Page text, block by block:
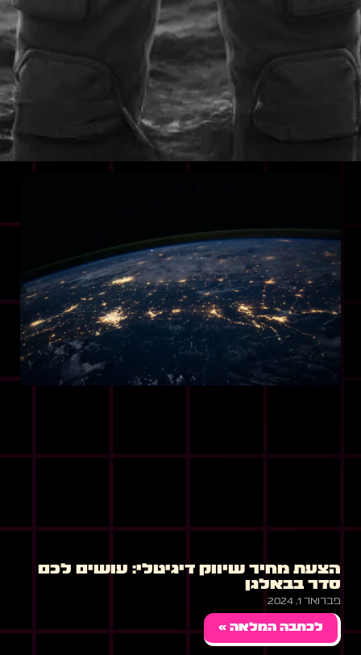
הצעת מחיר שיווק דיגיטלי: עושים לכם
סדר בבאלגן
פברואר 1, 2024
לכתבה המלאה »